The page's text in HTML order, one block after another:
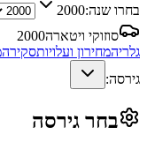
בחרו שנה:2000
סוזוקי ויטארה2000
גלריהמחירון ועלויותסקירה
גירסה:
בחר גירסה